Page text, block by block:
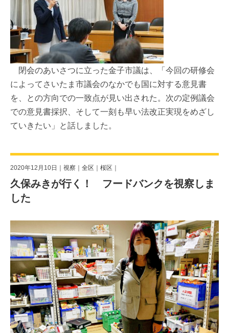
閉会のあいさつに立った金子市議は、「今回の研修会
によってさいたま市議会のなかでも国に対する意見書
を、との方向での一致点が見い出された。次の定例議会
での意見書採択、そして一刻も早い法改正実現をめざし
ていきたい」と話しました。
2020年12月10日｜ 視察 ｜ 全区 ｜ 桜区 ｜
久保みきが行く！ フードバンクを視察しま
した